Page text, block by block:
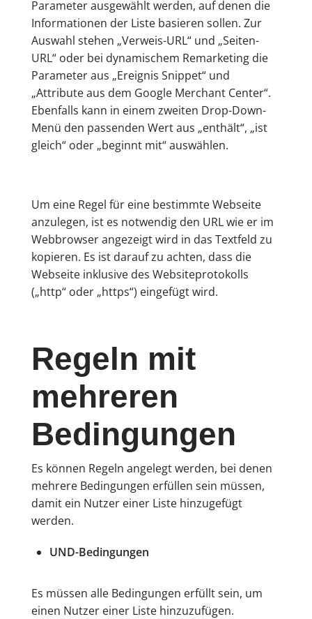
Parameter ausgewählt werden, auf denen die
Informationen der Liste basieren sollen. Zur
Auswahl stehen „Verweis-URL“ und „Seiten-
URL“ oder bei dynamischem Remarketing die
Parameter aus „Ereignis Snippet“ und
„Attribute aus dem Google Merchant Center“.
Ebenfalls kann in einem zweiten Drop-Down-
Menü den passenden Wert aus „enthält“, „ist
gleich“ oder „beginnt mit“ auswählen.
Um eine Regel für eine bestimmte Webseite
anzulegen, ist es notwendig den URL wie er im
Webbrowser angezeigt wird in das Textfeld zu
kopieren. Es ist darauf zu achten, dass die
Webseite inklusive des Websiteprotokolls
(„http“ oder „https“) eingefügt wird.
Regeln mit
mehreren
Bedingungen
Es können Regeln angelegt werden, bei denen
mehrere Bedingungen erfüllen sein müssen,
damit ein Nutzer einer Liste hinzugefügt
werden.
UND-Bedingungen
Es müssen alle Bedingungen erfüllt sein, um
einen Nutzer einer Liste hinzuzufügen.